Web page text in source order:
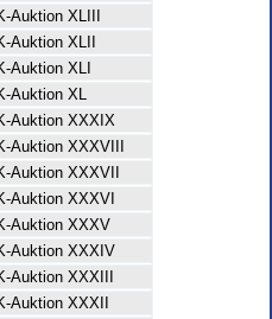
Auktion XLIII
Auktion XLII
Auktion XLI
Auktion XL
Auktion XXXIX
Auktion XXXVIII
Auktion XXXVII
Auktion XXXVI
Auktion XXXV
Auktion XXXIV
Auktion XXXIII
Auktion XXXII